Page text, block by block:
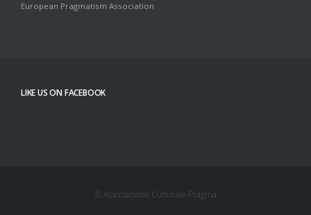
European Pragmatism Association
LIKE US ON FACEBOOK
© Associazione Culturale Pragma